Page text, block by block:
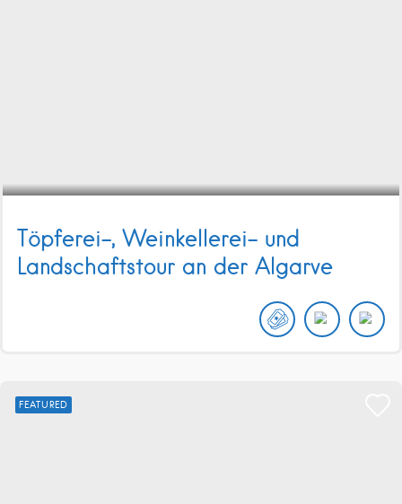
Töpferei-, Weinkellerei- und
Landschaftstour an der Algarve
FEATURED